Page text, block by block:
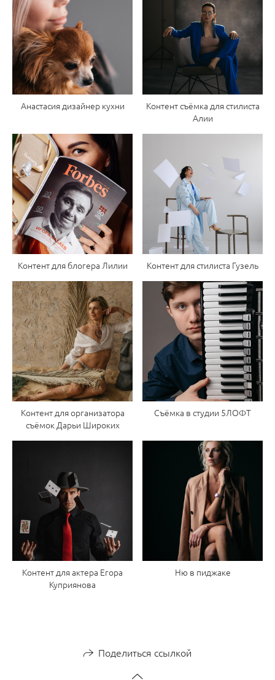
Анастасия дизайнер кухни
Контент съёмка для стилиста
Алии
Контент для блогера Лилии Контент для стилиста Гузель
Контент для организатора
съёмок Дарьи Широких
Съёмка в студии 5ЛОФТ
Контент для актера Егора
Куприянова
Ню в пиджаке
Поделиться ссылкой